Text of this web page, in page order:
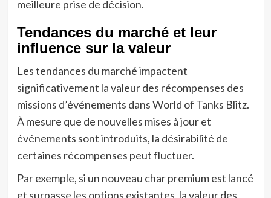
meilleure prise de décision.
Tendances du marché et leur
influence sur la valeur
Les tendances du marché impactent
significativement la valeur des récompenses des
missions d’événements dans World of Tanks Blitz.
À mesure que de nouvelles mises à jour et
événements sont introduits, la désirabilité de
certaines récompenses peut fluctuer.
Par exemple, si un nouveau char premium est lancé
et surpasse les options existantes, la valeur des